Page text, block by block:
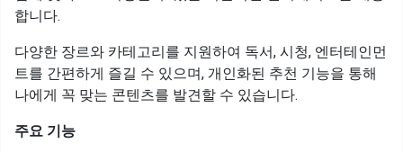
합니다.
다양한 장르와 카테고리를 지원하여 독서, 시청, 엔터테인먼
트를 간편하게 즐길 수 있으며, 개인화된 추천 기능을 통해
나에게 꼭 맞는 콘텐츠를 발견할 수 있습니다.
주요 기능